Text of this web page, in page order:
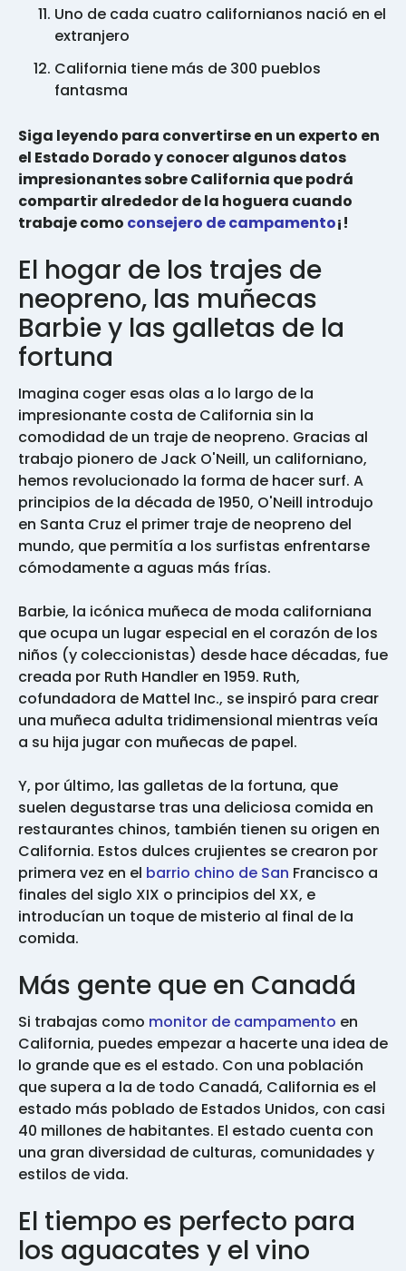
Uno de cada cuatro californianos nació en el
extranjero
California tiene más de 300 pueblos
fantasma
Siga leyendo para convertirse en un experto en
el Estado Dorado y conocer algunos datos
impresionantes sobre California que podrá
compartir alrededor de la hoguera cuando
trabaje como consejero de campamento¡!
El hogar de los trajes de
neopreno, las muñecas
Barbie y las galletas de la
fortuna
Imagina coger esas olas a lo largo de la
impresionante costa de California sin la
comodidad de un traje de neopreno. Gracias al
trabajo pionero de Jack O'Neill, un californiano,
hemos revolucionado la forma de hacer surf. A
principios de la década de 1950, O'Neill introdujo
en Santa Cruz el primer traje de neopreno del
mundo, que permitía a los surfistas enfrentarse
cómodamente a aguas más frías.
Barbie, la icónica muñeca de moda californiana
que ocupa un lugar especial en el corazón de los
niños (y coleccionistas) desde hace décadas, fue
creada por Ruth Handler en 1959. Ruth,
cofundadora de Mattel Inc., se inspiró para crear
una muñeca adulta tridimensional mientras veía
a su hija jugar con muñecas de papel.
Y, por último, las galletas de la fortuna, que
suelen degustarse tras una deliciosa comida en
restaurantes chinos, también tienen su origen en
California. Estos dulces crujientes se crearon por
primera vez en el barrio chino de San Francisco a
finales del siglo XIX o principios del XX, e
introducían un toque de misterio al final de la
comida.
Más gente que en Canadá
Si trabajas como monitor de campamento en
California, puedes empezar a hacerte una idea de
lo grande que es el estado. Con una población
que supera a la de todo Canadá, California es el
estado más poblado de Estados Unidos, con casi
40 millones de habitantes. El estado cuenta con
una gran diversidad de culturas, comunidades y
estilos de vida.
El tiempo es perfecto para
los aguacates y el vino